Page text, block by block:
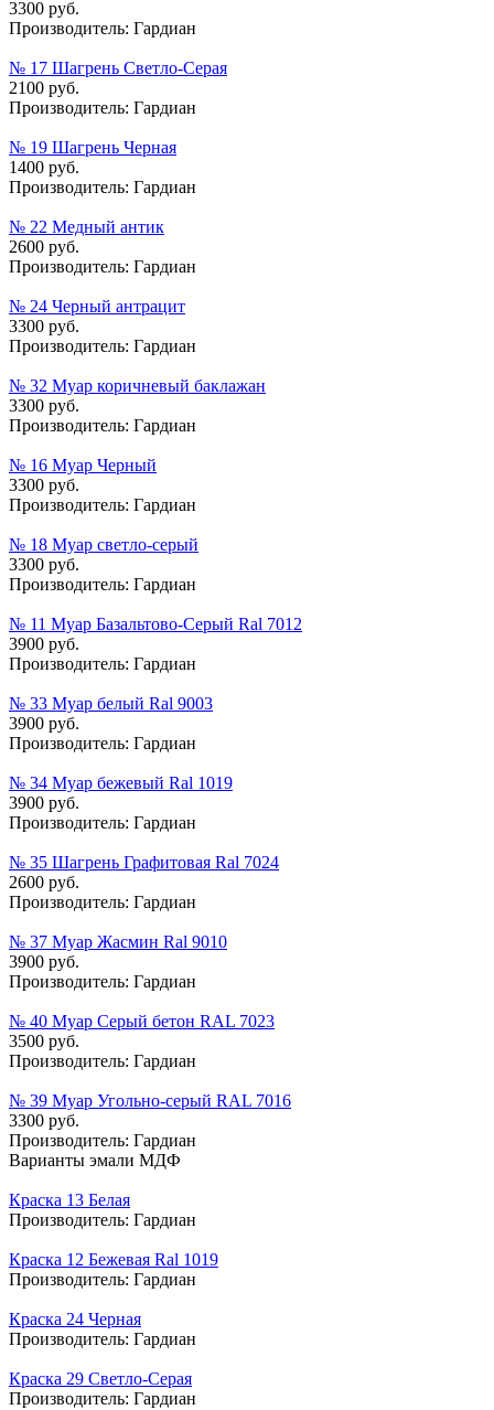
3300 руб.
Производитель: Гардиан
№ 17 Шагрень Светло-Серая
2100 руб.
Производитель: Гардиан
№ 19 Шагрень Черная
1400 руб.
Производитель: Гардиан
№ 22 Медный антик
2600 руб.
Производитель: Гардиан
№ 24 Черный антрацит
3300 руб.
Производитель: Гардиан
№ 32 Муар коричневый баклажан
3300 руб.
Производитель: Гардиан
№ 16 Муар Черный
3300 руб.
Производитель: Гардиан
№ 18 Муар cветло-cерый
3300 руб.
Производитель: Гардиан
№ 11 Муар Базальтово-Серый Ral 7012
3900 руб.
Производитель: Гардиан
№ 33 Муар белый Ral 9003
3900 руб.
Производитель: Гардиан
№ 34 Муар бежевый Ral 1019
3900 руб.
Производитель: Гардиан
№ 35 Шагрень Графитовая Ral 7024
2600 руб.
Производитель: Гардиан
№ 37 Муар Жасмин Ral 9010
3900 руб.
Производитель: Гардиан
№ 40 Муар Серый бетон RAL 7023
3500 руб.
Производитель: Гардиан
№ 39 Муар Угольно-серый RAL 7016
3300 руб.
Производитель: Гардиан
Варианты эмали МДФ
Краска 13 Белая
Производитель: Гардиан
Краска 12 Бежевая Ral 1019
Производитель: Гардиан
Краска 24 Черная
Производитель: Гардиан
Краска 29 Светло-Серая
Производитель: Гардиан